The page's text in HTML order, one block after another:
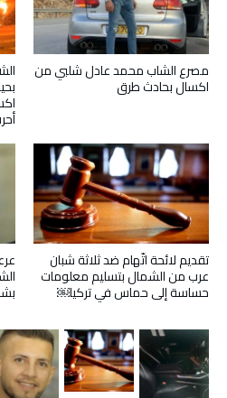
مصرع الشاب محمد عادل شلبي من
اكسال بحادث طرق
تقديم لائحة اتّهام ضد ثلاثة شبان
عرب من الشمال بتسليم معلومات
حساسة إلى حماس في تركيا￼